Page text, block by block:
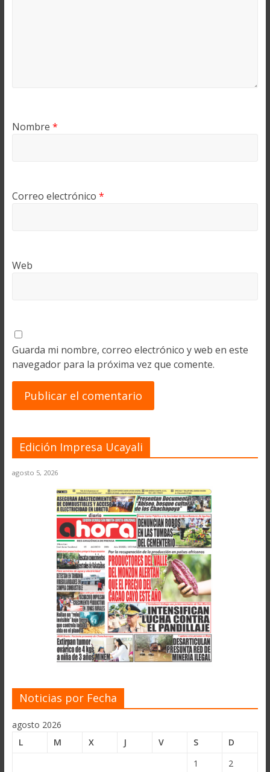
Nombre *
Correo electrónico *
Web
Guarda mi nombre, correo electrónico y web en este
navegador para la próxima vez que comente.
Edición Impresa Ucayali
agosto 5, 2026
Noticias por Fecha
agosto 2026
L
M X J V S
D
1
2